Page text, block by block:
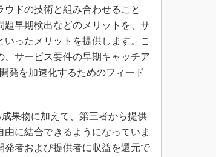
ドの技術と組み合わせること
早期検出などのメリットを、サ
ったメリットを提供します。こ
サービス要件の早期キャッチア
発を加速化するためのフィード
果物に加えて、第三者から提供
に結合できるようになっていま
者および提供者に収益を還元で